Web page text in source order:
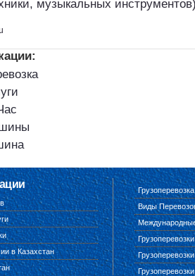
музыкальных
в Казахстан
Виды